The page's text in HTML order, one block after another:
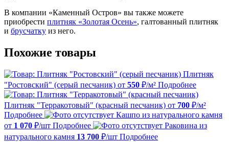
В компании «Каменный Остров» вы также можете
приобрести плитняк «Золотая Осень», галтованный плитняк
и брусчатку из него.
Похожие товары
Плитняк
"Ростовский" (серый песчаник) от 550 ₽/м² Подробнее
Плитняк "Терракотовый" (красный песчаник) от 700 ₽/м²
Подробнее
Кашпо из натурального камня
от 1 070 ₽/шт Подробнее
Раковина из
натурального камня 13 700 ₽/шт Подробнее